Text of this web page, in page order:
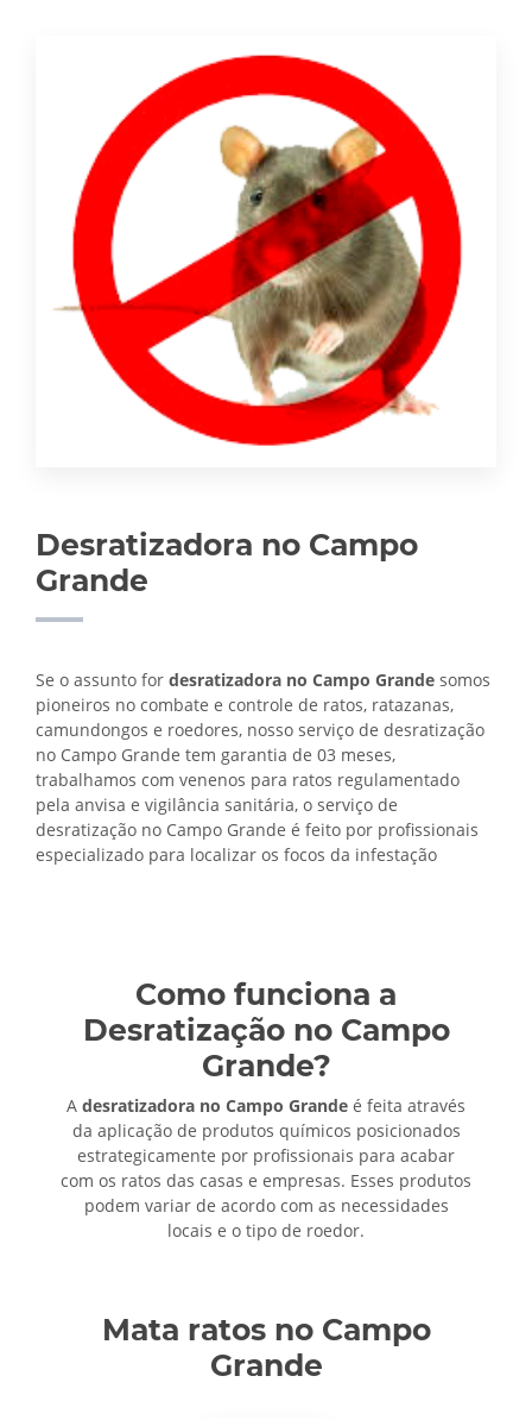
Desratizadora no Campo
Grande
Se o assunto for desratizadora no Campo Grande somos
pioneiros no combate e controle de ratos, ratazanas,
camundongos e roedores, nosso serviço de desratização
no Campo Grande tem garantia de 03 meses,
trabalhamos com venenos para ratos regulamentado
pela anvisa e vigilância sanitária, o serviço de
desratização no Campo Grande é feito por profissionais
especializado para localizar os focos da infestação
Como funciona a
Desratização no Campo
Grande?
A desratizadora no Campo Grande é feita através
da aplicação de produtos químicos posicionados
estrategicamente por profissionais para acabar
com os ratos das casas e empresas. Esses produtos
podem variar de acordo com as necessidades
locais e o tipo de roedor.
Mata ratos no Campo
Grande